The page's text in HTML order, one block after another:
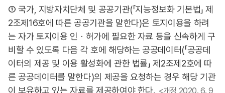
① 국가, 지방자치단체 및 공공기관(「지능정보화 기본법」 제
2조제16호에 따른 공공기관을 말한다)은 토지이용을 하려
는 자가 토지이용 인ㆍ허가에 필요한 자료 등을 신속하게 구
비할 수 있도록 다음 각 호에 해당하는 공공데이터(「공공데
이터의 제공 및 이용 활성화에 관한 법률」 제2조제2호에 따
른 공공데이터를 말한다)의 제공을 요청하는 경우 해당 기관
이 보유하고 있는 자료를 제공하여야 한다. <개정 2020. 6. 9